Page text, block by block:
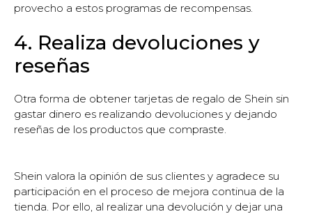
provecho a estos programas de recompensas.
4. Realiza devoluciones y
reseñas
Otra forma de obtener tarjetas de regalo de Shein sin
gastar dinero es realizando devoluciones y dejando
reseñas de los productos que compraste.
Shein valora la opinión de sus clientes y agradece su
participación en el proceso de mejora continua de la
tienda. Por ello, al realizar una devolución y dejar una